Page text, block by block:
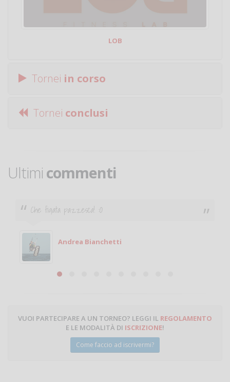
LOB
Tornei in corso
Tornei conclusi
Ultimi commenti
Ciao. Sono a Treviglio da poco e vorrei tornare a
giocare. Se sei in zona e puoi giocare fammi sapere.
Michele
Michele Miglionico
VUOI PARTECIPARE A UN TORNEO? LEGGI IL REGOLAMENTO
E LE MODALITÀ DI ISCRIZIONE!
Come faccio ad iscrivermi?